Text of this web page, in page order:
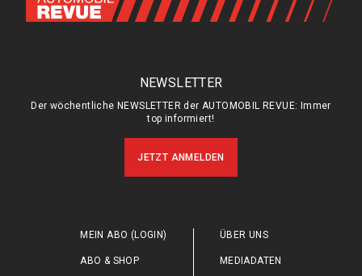
NEWSLETTER
Der wöchentliche NEWSLETTER der AUTOMOBIL REVUE: Immer
top informiert!
JETZT ANMELDEN
MEIN ABO (LOGIN)
ABO & SHOP
ÜBER UNS
MEDIADATEN